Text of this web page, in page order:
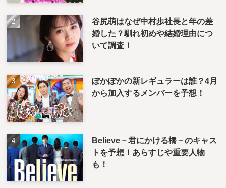
谷尻萌はなぜ中村歩社長と年の差
婚した？馴れ初めや結婚理由につ
いて調査！
ぽかぽかの新レギュラーは誰？4月
から加入するメンバーを予想！
Believe－君にかける橋－のキャス
トを予想！あらすじや重要人物
も！